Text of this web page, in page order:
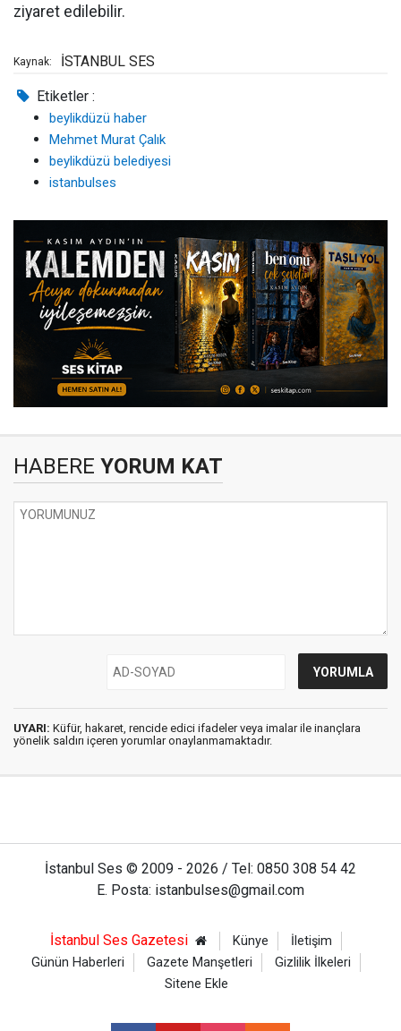
ziyaret edilebilir.
Kaynak: İSTANBUL SES
Etiketler :
beylikdüzü haber
Mehmet Murat Çalık
beylikdüzü belediyesi
istanbulses
HABERE YORUM KAT
UYARI: Küfür, hakaret, rencide edici ifadeler veya imalar ile inançlara
yönelik saldırı içeren yorumlar onaylanmamaktadır.
İstanbul Ses © 2009 - 2026 / Tel: 0850 308 54 42
E. Posta: istanbulses@gmail.com
İstanbul Ses Gazetesi Künye
İletişim
Günün Haberleri
Gazete Manşetleri
Gizlilik İlkeleri
Sitene Ekle